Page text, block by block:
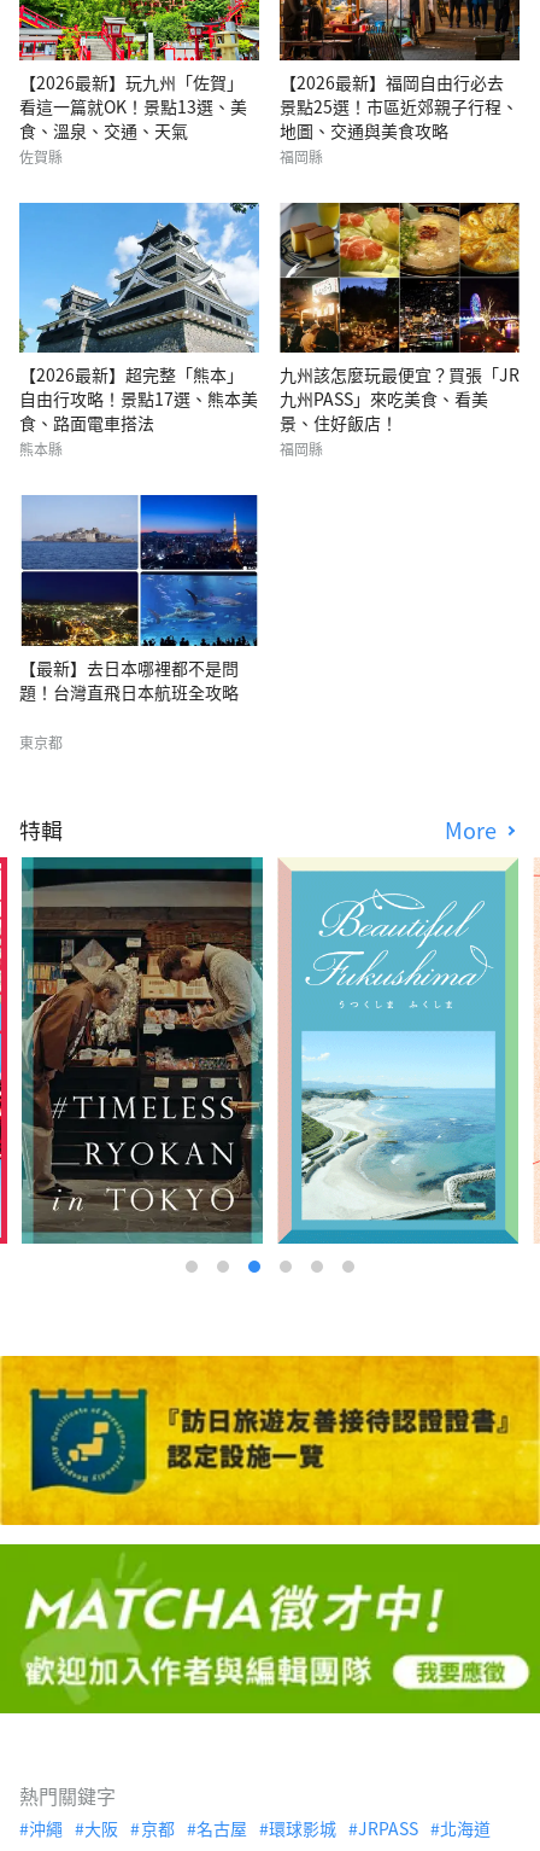
【2026最新】玩九州「佐賀」
看這一篇就OK！景點13選、美
食、溫泉、交通、天氣
佐賀縣
【2026最新】福岡自由行必去
景點25選！市區近郊親子行程、
地圖、交通與美食攻略
福岡縣
【2026最新】超完整「熊本」
自由行攻略！景點17選、熊本美
食、路面電車搭法
熊本縣
九州該怎麼玩最便宜？買張「JR
九州PASS」來吃美食、看美
景、住好飯店！
福岡縣
【最新】去日本哪裡都不是問
題！台灣直飛日本航班全攻略
東京都
特輯 More
熱門關鍵字
沖繩 大阪 京都 名古屋 環球影城 JRPASS
北海道